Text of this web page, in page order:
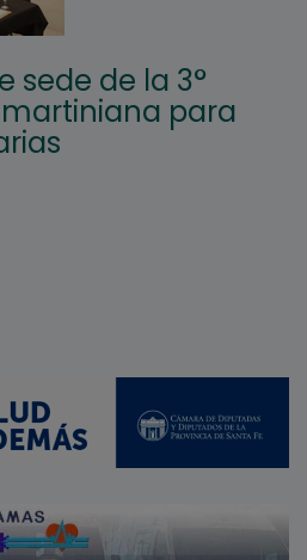
sede de la 3°
para